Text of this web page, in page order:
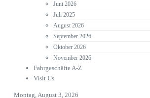
Juni 2026
Juli 2025
August 2026
September 2026
Oktober 2026
November 2026
Fahrgeschäfte A-Z
Visit Us
Montag, August 3, 2026